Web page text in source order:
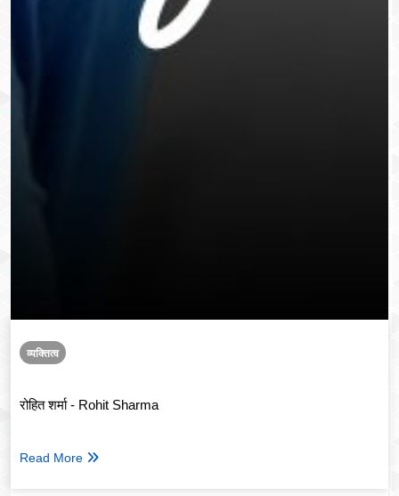
व्यक्तित्व
रोहित शर्मा - Rohit Sharma
Read More